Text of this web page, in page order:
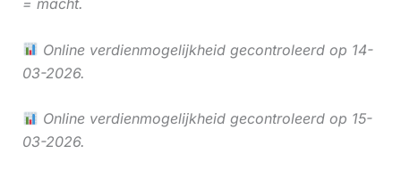
= macht.
Online verdienmogelijkheid gecontroleerd op 14-
03-2026.
Online verdienmogelijkheid gecontroleerd op 15-
03-2026.